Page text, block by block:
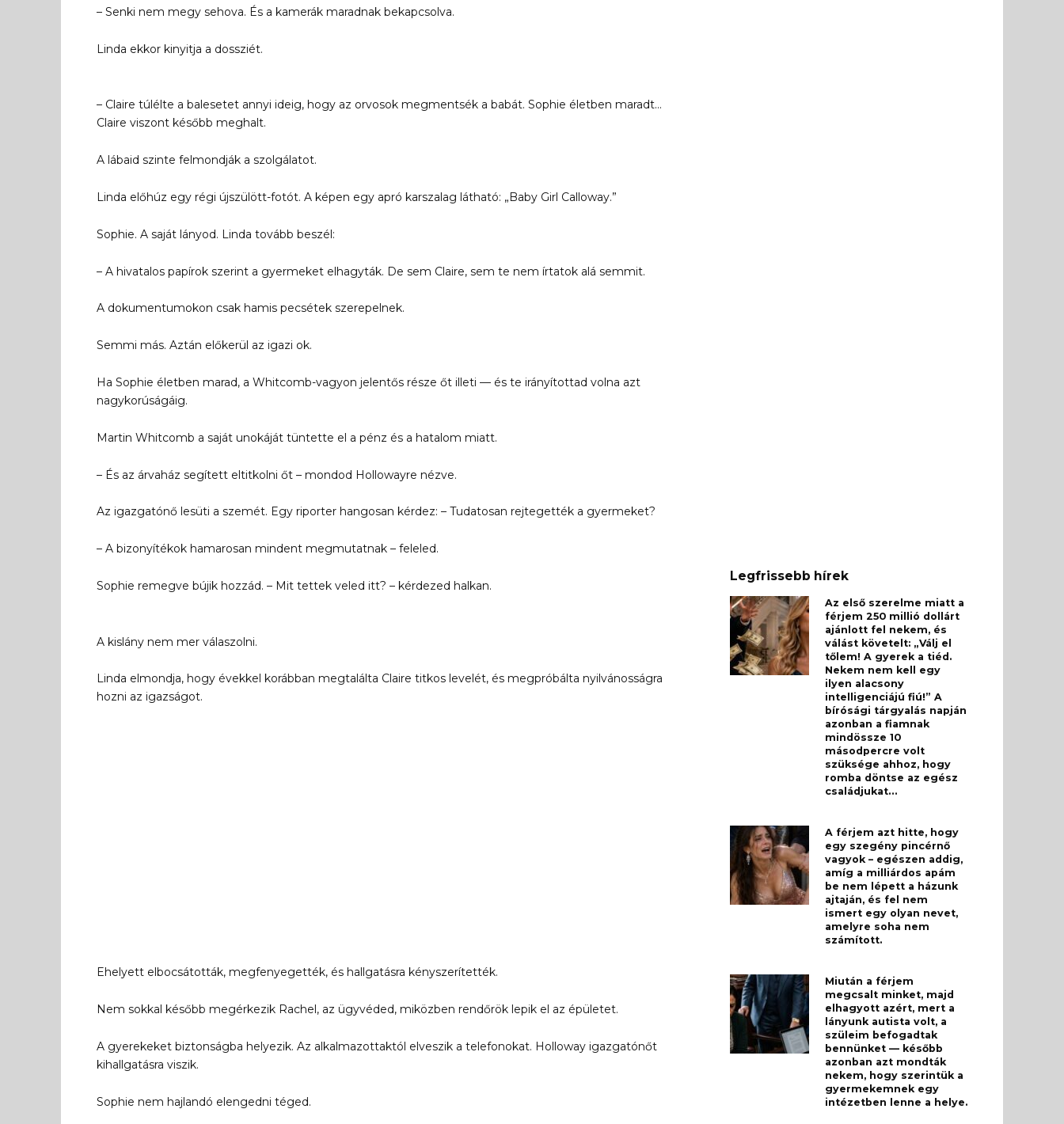
– Senki nem megy sehova. És a kamerák maradnak bekapcsolva.
Linda ekkor kinyitja a dossziét.
– Claire túlélte a balesetet annyi ideig, hogy az orvosok megmentsék a babát. Sophie életben maradt…
Claire viszont később meghalt.
A lábaid szinte felmondják a szolgálatot.
Linda előhúz egy régi újszülött-fotót. A képen egy apró karszalag látható: „Baby Girl Calloway.”
Sophie. A saját lányod. Linda tovább beszél:
– A hivatalos papírok szerint a gyermeket elhagyták. De sem Claire, sem te nem írtatok alá semmit.
A dokumentumokon csak hamis pecsétek szerepelnek.
Semmi más. Aztán előkerül az igazi ok.
Ha Sophie életben marad, a Whitcomb-vagyon jelentős része őt illeti — és te irányítottad volna azt
nagykorúságáig.
Martin Whitcomb a saját unokáját tüntette el a pénz és a hatalom miatt.
– És az árvaház segített eltitkolni őt – mondod Hollowayre nézve.
Az igazgatónő lesüti a szemét. Egy riporter hangosan kérdez: – Tudatosan rejtegették a gyermeket?
– A bizonyítékok hamarosan mindent megmutatnak – feleled.
Sophie remegve bújik hozzád. – Mit tettek veled itt? – kérdezed halkan.
A kislány nem mer válaszolni.
Linda elmondja, hogy évekkel korábban megtalálta Claire titkos levelét, és megpróbálta nyilvánosságra
hozni az igazságot.
Ehelyett elbocsátották, megfenyegették, és hallgatásra kényszerítették.
Nem sokkal később megérkezik Rachel, az ügyvéded, miközben rendőrök lepik el az épületet.
A gyerekeket biztonságba helyezik. Az alkalmazottaktól elveszik a telefonokat. Holloway igazgatónőt
kihallgatásra viszik.
Sophie nem hajlandó elengedni téged.
Legfrissebb hírek
Az első szerelme miatt a
férjem 250 millió dollárt
ajánlott fel nekem, és
válást követelt: „Válj el
tőlem! A gyerek a tiéd.
Nekem nem kell egy
ilyen alacsony
intelligenciájú fiú!” A
bírósági tárgyalás napján
azonban a fiamnak
mindössze 10
másodpercre volt
szüksége ahhoz, hogy
romba döntse az egész
családjukat…
A férjem azt hitte, hogy
egy szegény pincérnő
vagyok – egészen addig,
amíg a milliárdos apám
be nem lépett a házunk
ajtaján, és fel nem
ismert egy olyan nevet,
amelyre soha nem
számított.
Miután a férjem
megcsalt minket, majd
elhagyott azért, mert a
lányunk autista volt, a
szüleim befogadtak
bennünket — később
azonban azt mondták
nekem, hogy szerintük a
gyermekemnek egy
intézetben lenne a helye.